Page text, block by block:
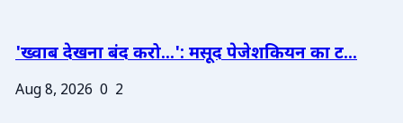
'ख्वाब देखना बंद करो...': मसूद पेजेशकियन का ट...
Aug 8, 2026 0 2